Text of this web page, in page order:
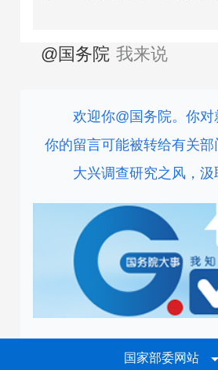
@国务院 我来说
欢迎你@国务院。你
你的留言可能被转给有关
大兴调查研究之风，
国家部委网站